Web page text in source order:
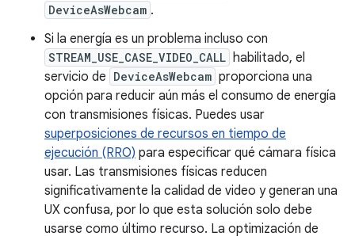
DeviceAsWebcam .
Si la energía es un problema incluso con
STREAM_USE_CASE_VIDEO_CALL habilitado, el
servicio de DeviceAsWebcam proporciona una
opción para reducir aún más el consumo de energía
con transmisiones físicas. Puedes usar
superposiciones de recursos en tiempo de
ejecución (RRO) para especificar qué cámara física
usar. Las transmisiones físicas reducen
significativamente la calidad de video y generan una
UX confusa, por lo que esta solución solo debe
usarse como último recurso. La optimización de